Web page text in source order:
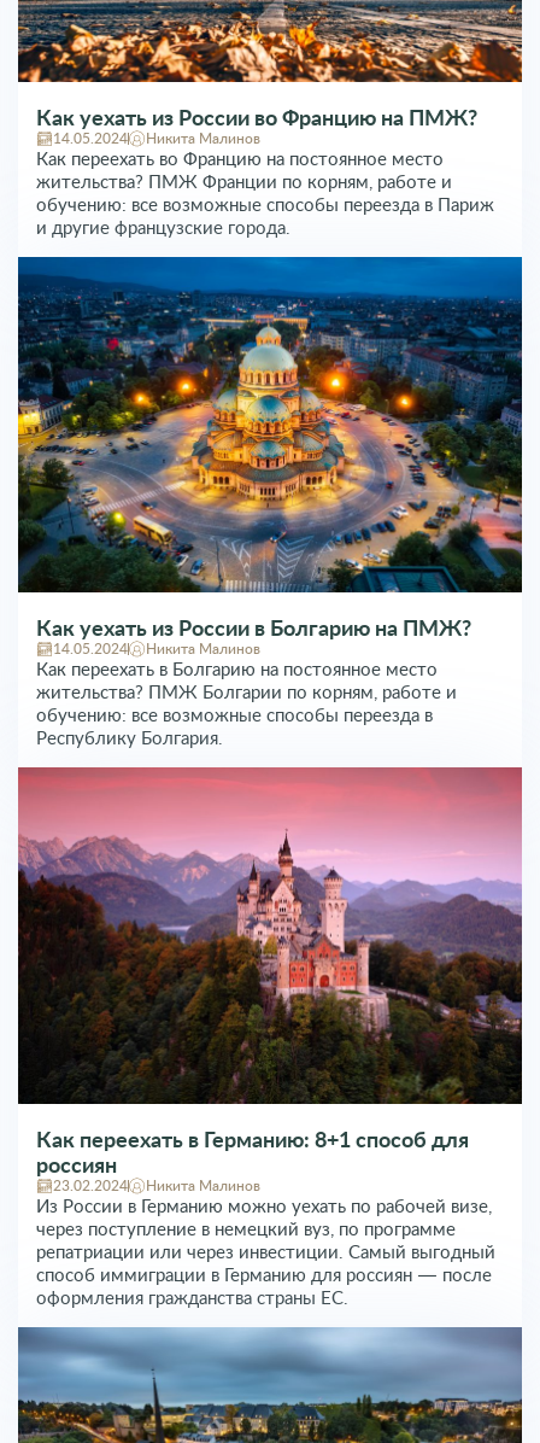
Как уехать из России во Францию на ПМЖ?
14.05.2024 Никита Малинов
Как переехать во Францию на постоянное место
жительства? ПМЖ Франции по корням, работе и
обучению: все возможные способы переезда в Париж
и другие французские города.
Как уехать из России в Болгарию на ПМЖ?
14.05.2024 Никита Малинов
Как переехать в Болгарию на постоянное место
жительства? ПМЖ Болгарии по корням, работе и
обучению: все возможные способы переезда в
Республику Болгария.
Как переехать в Германию: 8+1 способ для
россиян
23.02.2024 Никита Малинов
Из России в Германию можно уехать по рабочей визе,
через поступление в немецкий вуз, по программе
репатриации или через инвестиции. Самый выгодный
способ иммиграции в Германию для россиян — после
оформления гражданства страны ЕС.